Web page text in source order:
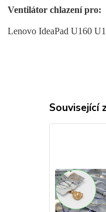
Ventilátor chlazení pro:
Lenovo IdeaPad U160
Související